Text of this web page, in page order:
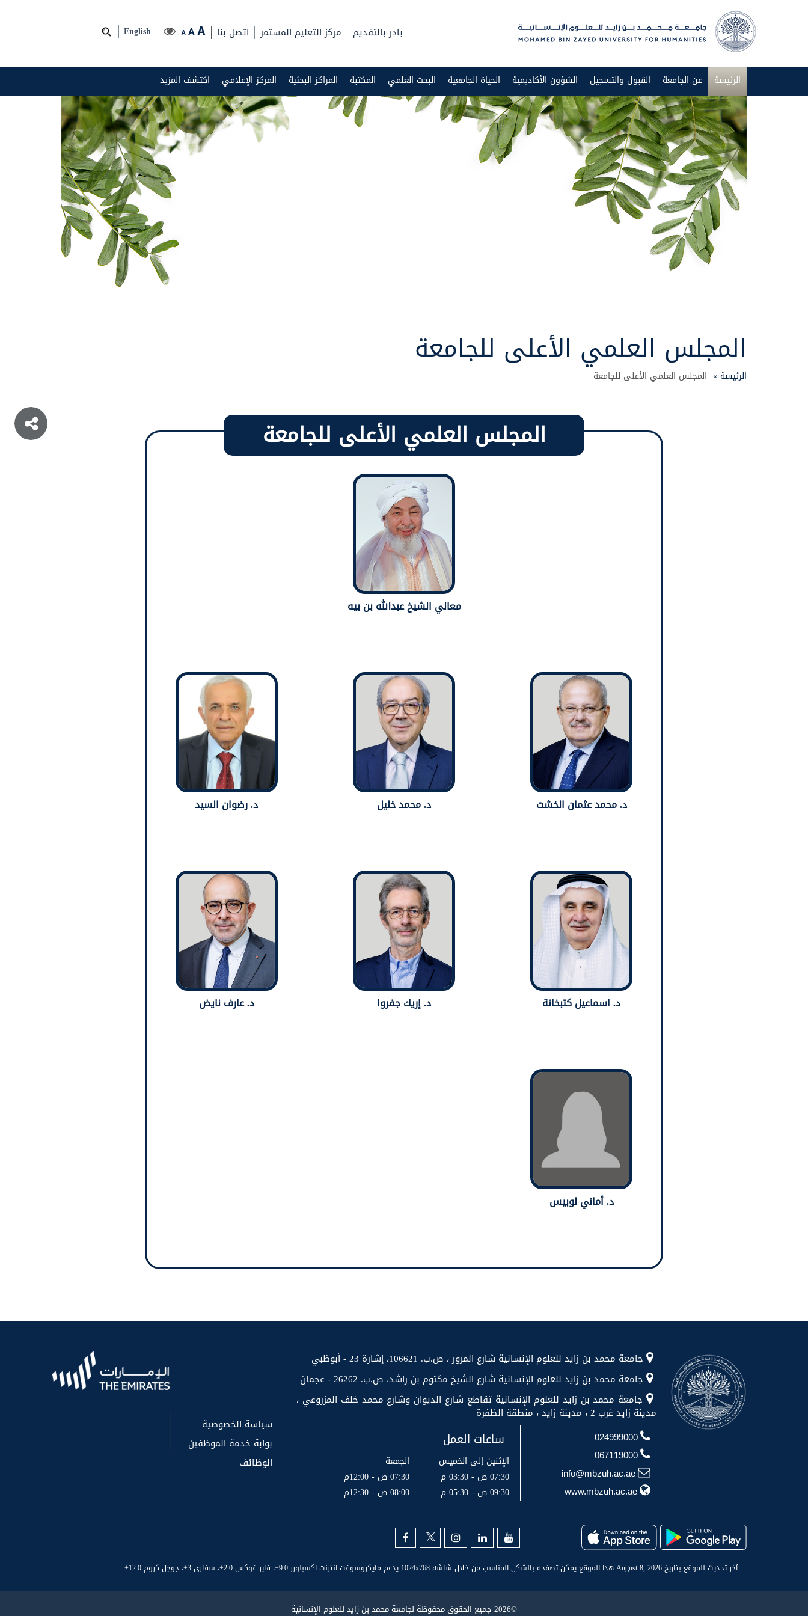
English A A A بادر بالتقديم مركز التعليم المستمر اتصل بنا
الرئيسة عن الجامعة القبول والتسجيل الشؤون الأكاديمية الحياة الجامعية البحث العلمي المكتبة المراكز البحثية المركز الإعلامي اكتشف المزيد
المجلس العلمي الأعلى للجامعة
الرئيسة » المجلس العلمي الأعلى للجامعة
المجلس العلمي الأعلى للجامعة
معالي الشيخ عبدالله بن بيه
د. محمد عثمان الخشت د. محمد خليل د. رضوان السيد
د. اسماعيل كتبخانة د. إريك جفروا د. عارف نايض
د. أماني لوبيس
جامعة محمد بن زايد للعلوم الإنسانية شارع المرور ، ص.ب. 106621، إشارة 23 - أبوظبي
جامعة محمد بن زايد للعلوم الإنسانية شارع الشيخ مكتوم بن راشد، ص.ب. 26262 - عجمان
جامعة محمد بن زايد للعلوم الإنسانية تقاطع شارع الديوان وشارع محمد خلف المزروعي ،
مدينة زايد غرب 2 ، مدينة زايد ، منطقة الظفرة
024999000
067119000
info@mbzuh.ac.ae
www.mbzuh.ac.ae
ساعات العمل
الإثنين إلى الخميس
07:30 ص - 03:30 م
09:30 ص - 05:30 م
الجمعة
07:30 ص - 12:00م
08:00 ص - 12:30م
سياسة الخصوصية
بوابة خدمة الموظفين
الوظائف
آخر تحديث للموقع بتاريخ August 8, 2026 هذا الموقع يمكن تصفحه بالشكل المناسب من خلال شاشة 1024x768 يدعم مايكروسوفت انترنت اكسبلورر 9.0+، فاير فوكس 2.0+، سفاري 3+، جوجل كروم 12.0+
©2026 جميع الحقوق محفوظة لجامعة محمد بن زايد للعلوم الإنسانية